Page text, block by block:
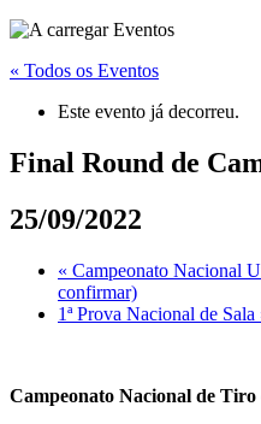
« Todos os Eventos
Este evento já decorreu.
Final Round de
25/09/2022
« Campeonato Nacional
confirmar)
1ª Prova Nacional de Sala
Campeonato Nacional de